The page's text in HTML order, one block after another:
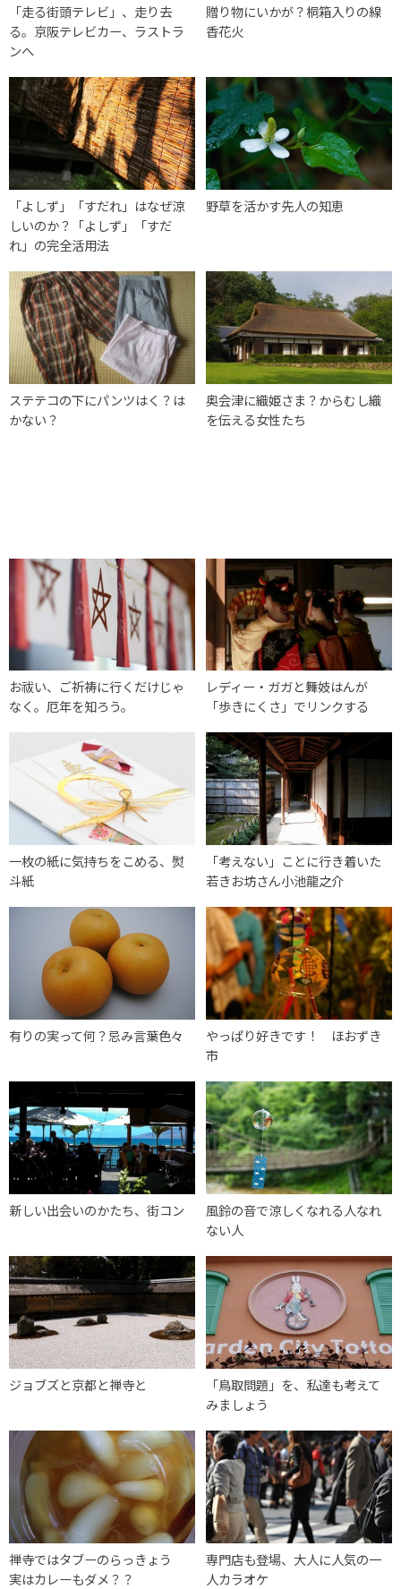
「走る街頭テレビ」、走り去
る。京阪テレビカー、ラストラ
ンへ
贈り物にいかが？桐箱入りの線
香花火
「よしず」「すだれ」はなぜ涼
しいのか？「よしず」「すだ
れ」の完全活用法
野草を活かす先人の知恵
ステテコの下にパンツはく？は
かない？
奥会津に織姫さま？からむし織
を伝える女性たち
お祓い、ご祈祷に行くだけじゃ
なく。厄年を知ろう。
レディー・ガガと舞妓はんが
「歩きにくさ」でリンクする
一枚の紙に気持ちをこめる、熨
斗紙
「考えない」ことに行き着いた
若きお坊さん小池龍之介
有りの実って何？忌み言葉色々
やっぱり好きです！ ほおずき
市
新しい出会いのかたち、街コン
風鈴の音で涼しくなれる人なれ
ない人
ジョブズと京都と禅寺と
「鳥取問題」を、私達も考えて
みましょう
禅寺ではタブーのらっきょう
実はカレーもダメ？？
専門店も登場、大人に人気の一
人カラオケ